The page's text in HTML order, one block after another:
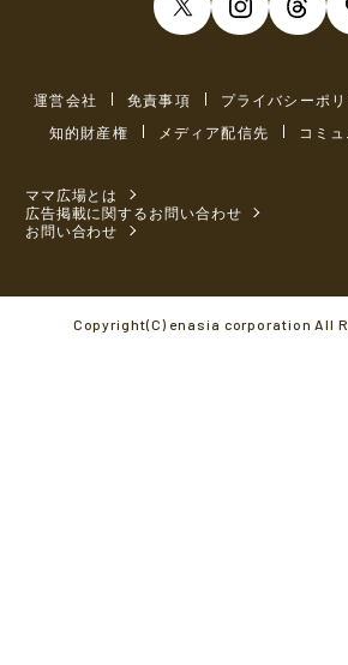
運営会社 免責事項 プライバシーポ
知的財産権
メディア配信先 コミ
ママ広場とは
広告掲載に関するお問い合わせ
お問い合わせ
Copyright(C) enasia corporation All